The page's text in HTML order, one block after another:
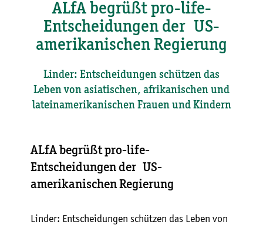
ALfA begrüßt pro-life-
Entscheidungen der US-
amerikanischen Regierung
Linder: Entscheidungen schützen das
Leben von asiatischen, afrikanischen und
lateinamerikanischen Frauen und Kindern
ALfA begrüßt pro-life-
Entscheidungen der US-
amerikanischen Regierung
Linder: Entscheidungen schützen das Leben von